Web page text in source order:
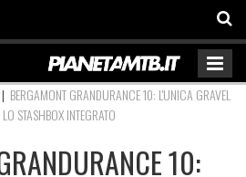
| BERGAMONT GRANDURANCE 10: L'UNICA GRAVEL
STASHBOX INTEGRATO
10: